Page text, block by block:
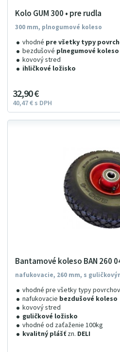
Kolo GUM 300 • pre rudla
300 mm, plnogumové koleso
vhodné pre všetky typy
bezdušové plnegumové koleso
kovový stred
ihličkové ložisko
32 90€
40 47€ s DPH
Bantamové koleso BAN 260
nafukovacie, 260 mm, s
vhodné pre všetky typy povrchov
nafukovacie bezdušové koleso
kovový stred
guličkové ložisko
vhodné od zaťaženie 100kg
kvalitný plášť zn. DELI